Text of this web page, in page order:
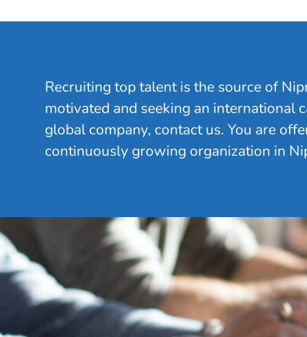
Recruiting top talent is the source of
motivated and seeking an international
global company, contact us. You are
continuously growing organization in